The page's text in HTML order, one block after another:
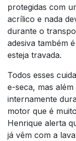
protegidas com
acrílico e nada
durante o
adesiva também
esteja travada.
Todos esses
e-seca, mas
internamente
motor que é
Henrique alerta
já vêm com a